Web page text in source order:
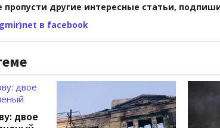
пропусти другие интересные статьи,
в facebook
двое